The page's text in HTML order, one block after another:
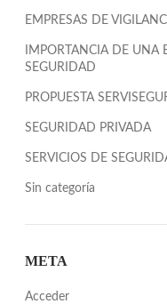
EMPRESAS DE
IMPORTANCIA DE UNA
SEGURIDAD
PROPUESTA
SEGURIDAD PRIVADA
SERVICIOS DE
Sin categoría
META
Acceder